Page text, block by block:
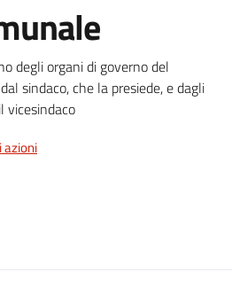
degli organi di governo del
sindaco, che la presiede, e dagli
vicesindaco
azioni